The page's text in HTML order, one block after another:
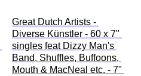
Great Dutch Artists -
Diverse Künstler - 60 x 7"
singles feat Dizzy Man's
Band, Shuffles, Buffoons,
Mouth & MacNeal etc. - 7"